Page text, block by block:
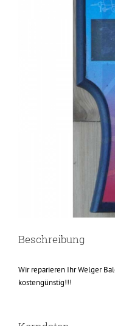
Beschreibung
Wir reparieren Ihr Welger
kostengünstig!!!